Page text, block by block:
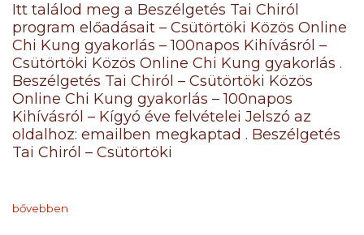
Itt találod meg a Beszélgetés Tai Chiról
program előadásait – Csütörtöki Közös Online
Chi Kung gyakorlás – 100napos Kihívásról –
Csütörtöki Közös Online Chi Kung gyakorlás .
Beszélgetés Tai Chiról – Csütörtöki Közös
Online Chi Kung gyakorlás – 100napos
Kihívásról – Kígyó éve felvételei Jelszó az
oldalhoz: emailben megkaptad . Beszélgetés
Tai Chiról – Csütörtöki
bővebben